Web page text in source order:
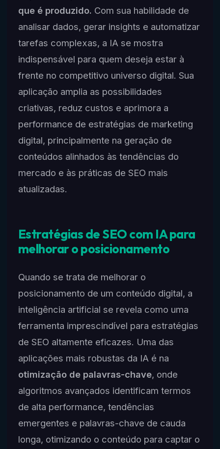
que é produzido. Com sua habilidade de
analisar dados, gerar insights e automatizar
tarefas complexas, a IA se mostra
indispensável para quem deseja estar à
frente no competitivo universo digital. Sua
aplicação amplia as possibilidades
criativas, reduz custos e aprimora a
performance de estratégias de marketing
digital, principalmente na geração de
conteúdos alinhados às tendências do
mercado e às práticas de SEO mais
atualizadas.
Estratégias de SEO com IA para
melhorar o posicionamento
Quando se trata de melhorar o
posicionamento de um conteúdo digital, a
inteligência artificial se revela como uma
ferramenta imprescindível para estratégias
de SEO altamente eficazes. Uma das
aplicações mais robustas da IA é na
otimização de palavras-chave, onde
algoritmos avançados identificam termos
de alta performance, tendências
emergentes e palavras-chave de cauda
longa, otimizando o conteúdo para captar o